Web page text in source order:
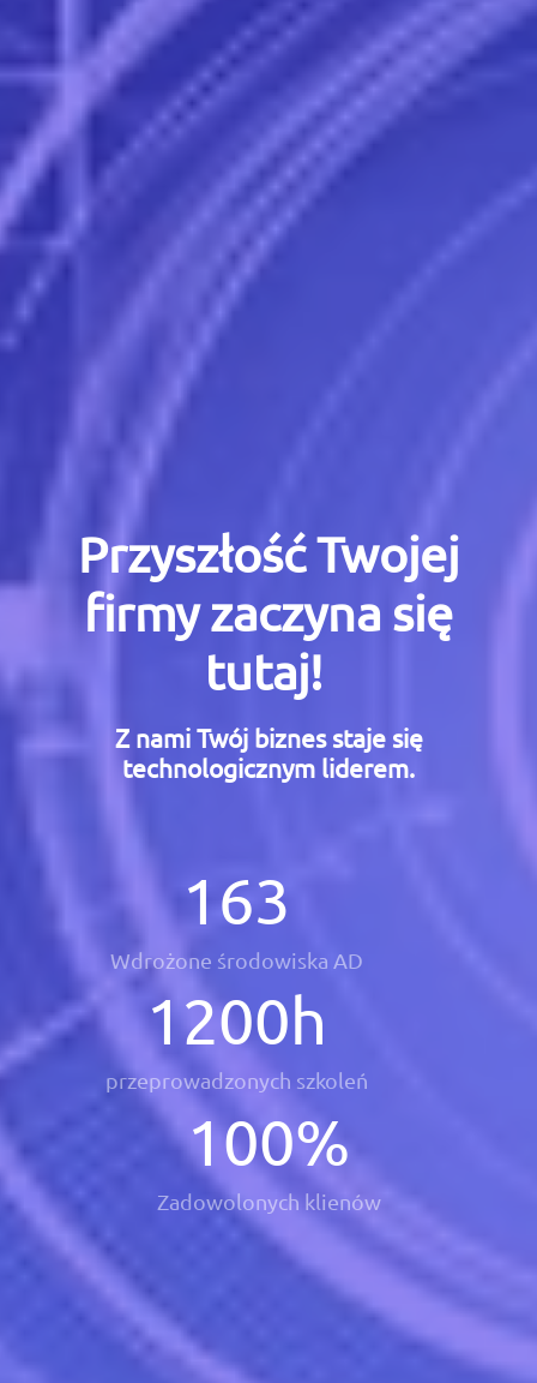
Przyszłość Twojej
firmy zaczyna się
tutaj!
Z nami Twój biznes staje się
technologicznym liderem.
163
Wdrożone środowiska AD
1200h
przeprowadzonych szkoleń
100%
Zadowolonych klienów